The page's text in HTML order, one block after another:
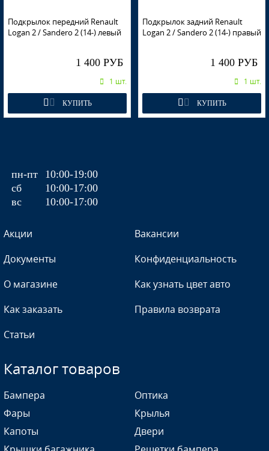
B76 - ROUGE DE FEU, ROJO FUEGO
B76 - ROUGE DE FEU, ROJO FUEGO
D44 - BLEU ODYSSEE
D44 - BLEU ODYSSEE
D44 - BLEU ODYSSEE
Подкрылок передний Renault
Logan 2 / Sandero 2 (14-) левый
1 400 РУБ
1 шт.
КУПИТЬ
Подкрылок задний Renault
Logan 2 / Sandero 2 (14-) правый
1 400 РУБ
1 шт.
КУПИТЬ
пн-пт 10:00-19:00
сб
10:00-17:00
вс
10:00-17:00
Акции
Вакансии
Документы
Конфиденциальность
О магазине
Как узнать цвет авто
Как заказать
Правила возврата
Статьи
Каталог товаров
Бампера
Оптика
Фары
Крылья
Капоты
Двери